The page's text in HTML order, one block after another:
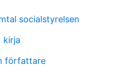
socialstyrelsen
kirja
författare